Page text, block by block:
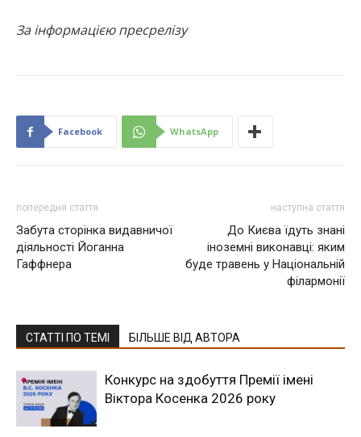
За інформацією пресрелізу
Facebook WhatsApp
попередня стаття
Забута сторінка видавничої
діяльності Йоганна
Гаффнера
наступна стаття
До Києва їдуть знані
іноземні виконавці: яким
буде травень у Національній
філармонії
СТАТТІ ПО ТЕМІ БІЛЬШЕ ВІД АВТОРА
Конкурс на здобуття Премії імені
Віктора Косенка 2026 року